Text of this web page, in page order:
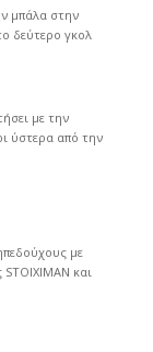
μπάλα στην
δεύτερο γκολ
με την
ύστερα από την
με
και